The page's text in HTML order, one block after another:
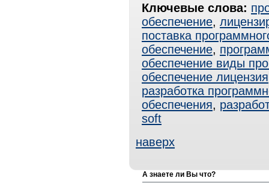
Ключевые слова:
обеспечение,
поставка
обеспечение,
обеспечение виды
обеспечение лицензия
разработка
обеспечения,
soft
наверх
А знаете ли Вы что?